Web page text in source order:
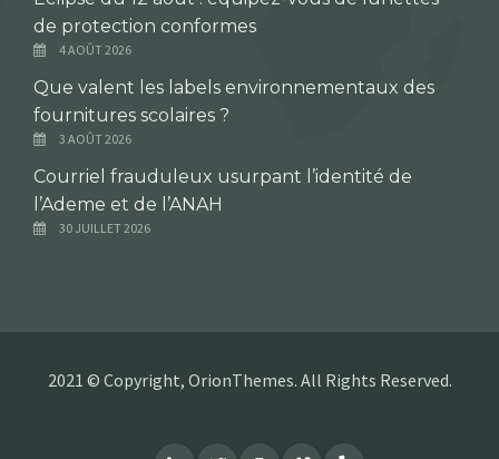
de protection conformes
4 AOÛT 2026
Que valent les labels environnementaux des
fournitures scolaires ?
3 AOÛT 2026
Courriel frauduleux usurpant l’identité de
l’Ademe et de l’ANAH
30 JUILLET 2026
2021 © Copyright, OrionThemes. All Rights Reserved.